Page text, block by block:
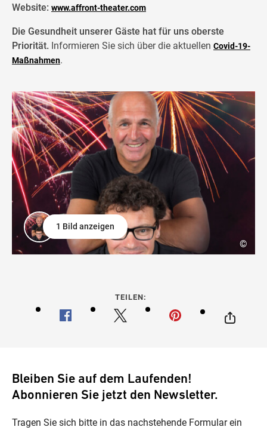
Website: www.affront-theater.com
Die Gesundheit unserer Gäste hat für uns oberste
Priorität. Informieren Sie sich über die aktuellen Covid-19-
Maßnahmen.
©
1 Bild anzeigen
TEILEN:
Bleiben Sie auf dem Laufenden!
Abonnieren Sie jetzt den Newsletter.
Tragen Sie sich bitte in das nachstehende Formular ein